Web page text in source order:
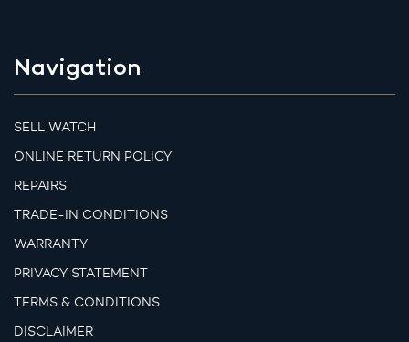
Navigation
SELL WATCH
ONLINE RETURN POLICY
REPAIRS
TRADE-IN CONDITIONS
WARRANTY
PRIVACY STATEMENT
TERMS & CONDITIONS
DISCLAIMER